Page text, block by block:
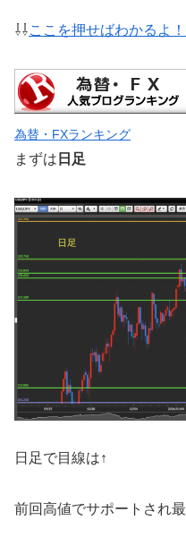
⇩⇩ここを押せばわかるよ！
為替・FXランキング
まずは 日足
日足で目線は↑
前回高値でサポートされ